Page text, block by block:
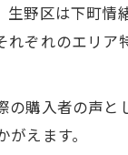
野区は下町情
れぞれのエリア
購入者の声と
えます。